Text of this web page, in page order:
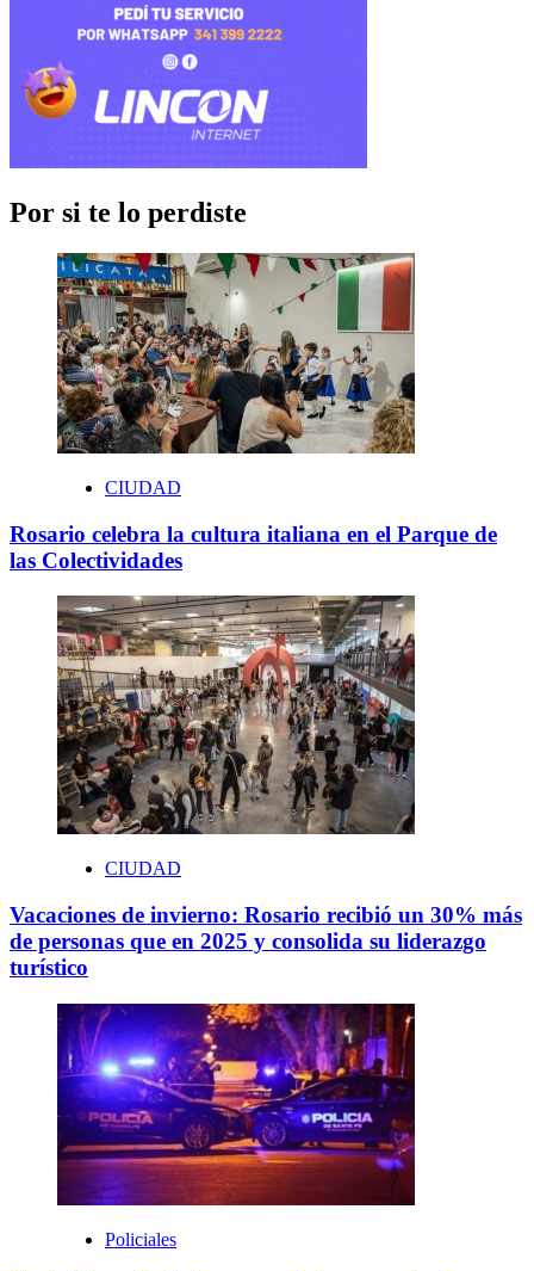
Por si te lo perdiste
CIUDAD
Rosario celebra la cultura italiana en el Parque de
las Colectividades
CIUDAD
Vacaciones de invierno: Rosario recibió un 30% más
de personas que en 2025 y consolida su liderazgo
turístico
Policiales